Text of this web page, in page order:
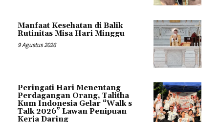
Manfaat Kesehatan di Balik
Rutinitas Misa Hari Minggu
9 Agustus 2026
Peringati Hari Menentang
Perdagangan Orang, Talitha
Kum Indonesia Gelar “Walk s
Talk 2026” Lawan Penipuan
Kerja Daring